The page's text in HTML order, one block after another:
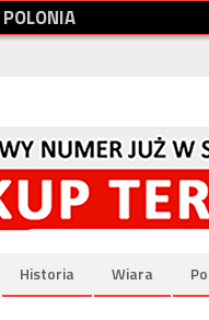
POLONIA
Historia Wiara